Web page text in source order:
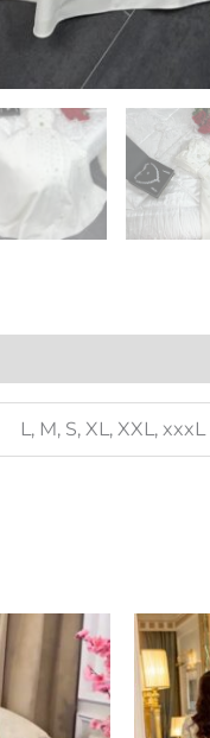
L, M, S, XL, XXL, xxxL